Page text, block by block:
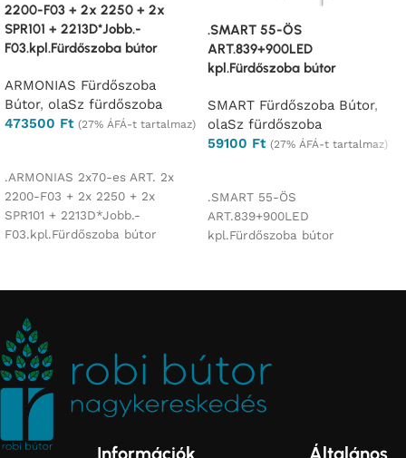
2200-F03 + 2x 2250 + 2x
SPR101 + 2213D*Jobb.-
F03.kpl.Fürdőszoba bútor
ARMONIAS Fürdőszoba
Bútor, olaSz fürdőszoba
473500 Ft (27% ÁFÁ-t tartalmaz)
.ARMONIAS 2x70-es ART. 2x
2200-F03 + 2x 2250 + 2x
SPR101 + 2213D*Jobb.-
F03.kpl.Fürdőszoba bútor
.SMART 55-ÖS
ART.839+900LED
kpl.Fürdőszoba bútor
SMART Fürdőszoba Bútor,
olaSz fürdőszoba
59100 Ft (27% ÁFÁ-t tartalmaz)
.SMART 55-ÖS
ART.839+900LED
kpl.Fürdőszoba bútor
Információk Általános